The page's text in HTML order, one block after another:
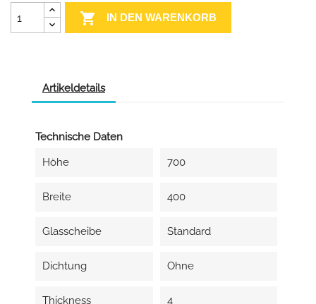
 IN DEN WARENKORB
Artikeldetails
Technische Daten
Höhe
700
Breite 400
Glasscheibe Standard
Dichtung Ohne
Thickness 4